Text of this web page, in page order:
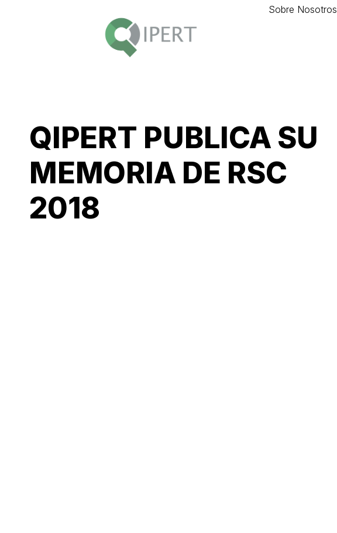
Sobre Nosotros
QIPERT PUBLICA SU
MEMORIA DE RSC
2018